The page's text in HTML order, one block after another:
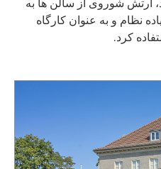
از سال 1945 به بعد، ارتش شوروی از سالن ها به
نظام و به عنوان کارگاه
کرد.